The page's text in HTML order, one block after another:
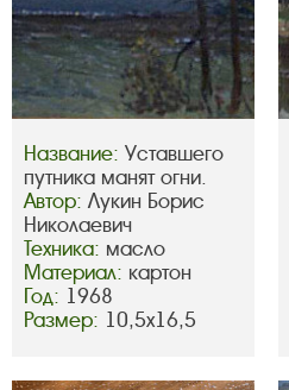
Название: Уставшего
путника манят огни.
Автор: Лукин Борис
Николаевич
Техника: масло
Материал: картон
Год: 1968
Размер: 10,5х16,5